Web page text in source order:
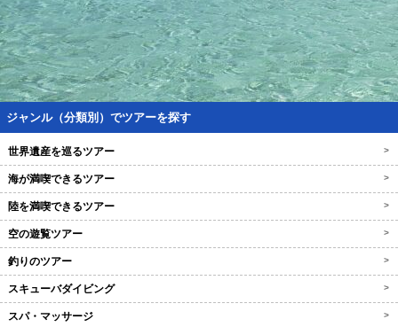
ジャンル（分類別）でツアーを探す
世界遺産を巡るツアー >
海が満喫できるツアー >
陸を満喫できるツアー >
空の遊覧ツアー >
釣りのツアー >
スキューバダイビング >
スパ・マッサージ >